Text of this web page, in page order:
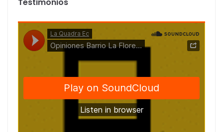
Testimonios